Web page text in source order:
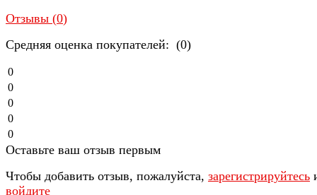
Отзывы (0)
Средняя оценка покупателей: (0)
0
0
0
0
0
Оставьте ваш отзыв первым
Чтобы добавить отзыв, пожалуйста, зарегистрируйтесь
войдите